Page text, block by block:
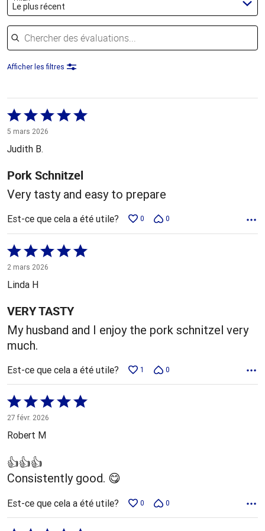
Le plus récent
Chercher des évaluations
Afficher les filtres
Coté
5 sur
5
5 mars 2026
Judith B.
Pork Schnitzel
Very tasty and easy to prepare
Est-ce que cela a été utile? 0 0
Coté
5 sur
5
2 mars 2026
Linda H
VERY TASTY
My husband and I enjoy the pork schnitzel very
much.
Est-ce que cela a été utile? 1 0
Coté
5 sur
5
27 févr. 2026
Robert M
👍👍👍
Consistently good. 😋
Est-ce que cela a été utile? 0 0